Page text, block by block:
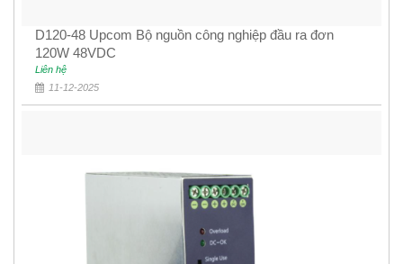
D120-48 Upcom Bộ nguồn công nghiệp đầu ra đơn
120W 48VDC
Liên hệ
11-12-2025